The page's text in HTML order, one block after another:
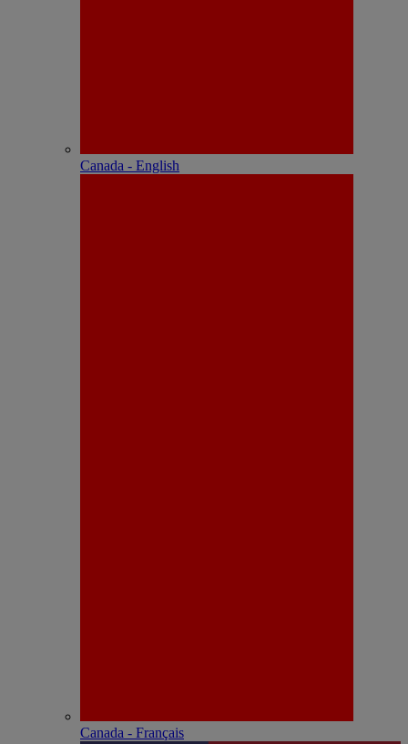
Canada - English
Canada - Français